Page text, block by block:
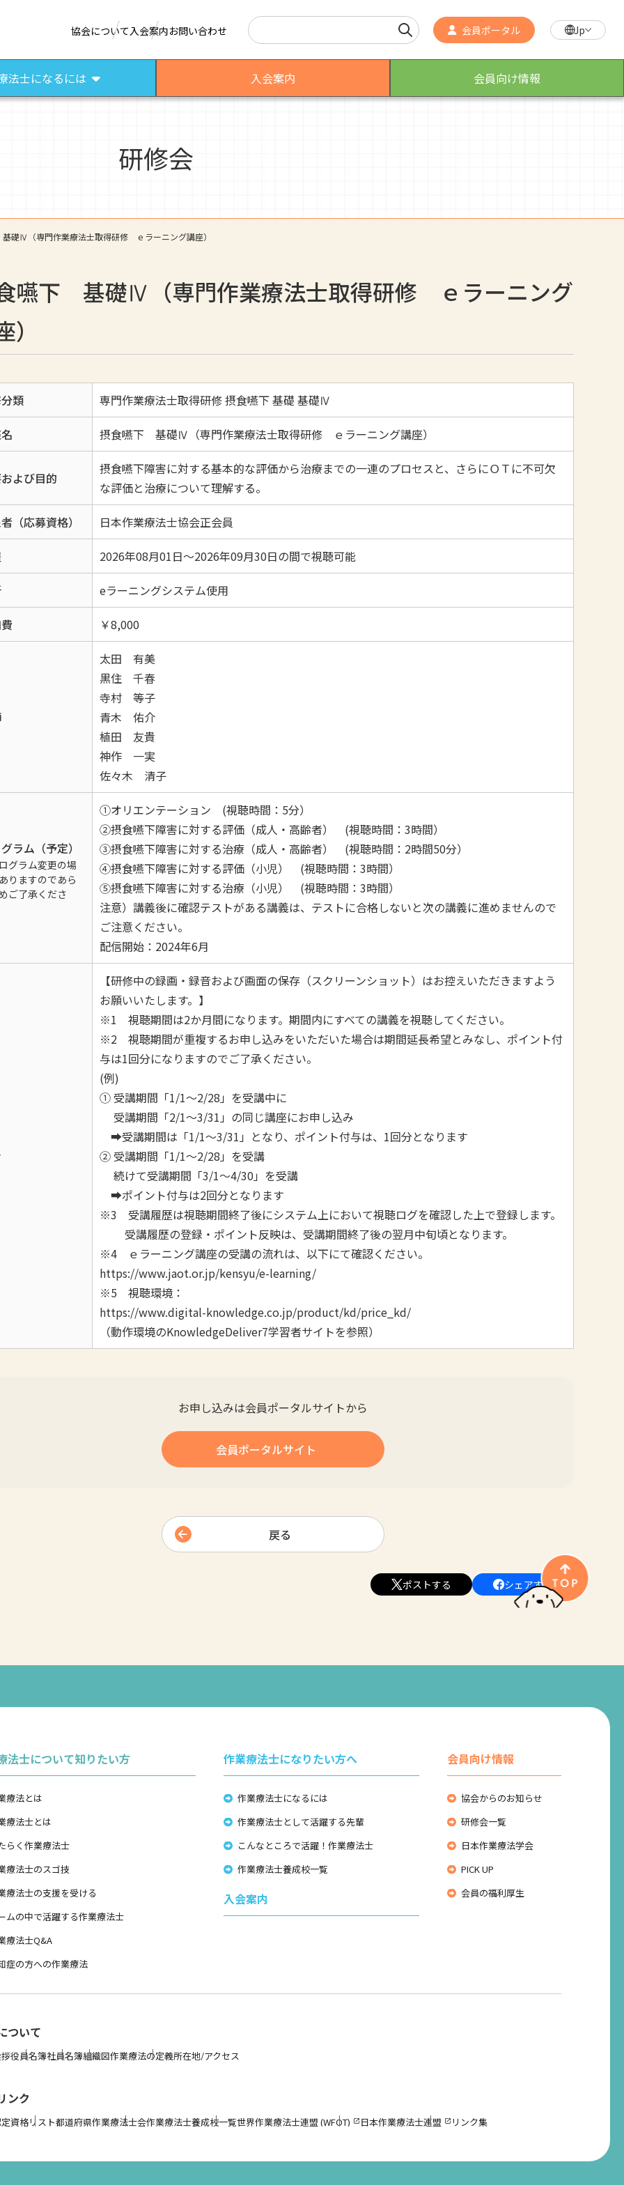
協会について 入会案内お問い合わせ 検索 会員ポータル Jp
さまざまな作業療法場面
法士になるには 入会案内 会員向け情報
研修会
礎Ⅳ（専門作業療法士取得研修 ｅラーニング講座）
嚥下 基礎Ⅳ（専門作業療法士取得研修 ｅラーニング
類 専門作業療法士取得研修 摂食嚥下 基礎 基礎Ⅳ
摂食嚥下 基礎Ⅳ（専門作業療法士取得研修 ｅラーニング講座）
よび目的
摂食嚥下障害に対する基本的な評価から治療までの一連のプロセスと、さらにＯＴに不可欠
な評価と治療について理解する。
（応募資格） 日本作業療法士協会正会員
2026年08月01日～2026年09月30日の間で視聴可能
eラーニングシステム使用
￥8,000
太田 有美
黒住 千春
寺村 等子
青木 佑介
植田 友貴
神作 一実
佐々木 清子
ラム（予定）
グラム変更の場
りますのであら
ご了承くださ
①オリエンテーション (視聴時間：5分）
②摂食嚥下障害に対する評価（成人・高齢者） (視聴時間：3時間）
③摂食嚥下障害に対する治療（成人・高齢者） (視聴時間：2時間50分）
④摂食嚥下障害に対する評価（小児） (視聴時間：3時間）
⑤摂食嚥下障害に対する治療（小児） (視聴時間：3時間）
注意）講義後に確認テストがある講義は、テストに合格しないと次の講義に進めませんので
ご注意ください。
配信開始：2024年6月
【研修中の録画・録音および画面の保存（スクリーンショット）はお控えいただきますよう
お願いいたします。】
※1 視聴期間は2か月間になります。期間内にすべての講義を視聴してください。
※2 視聴期間が重複するお申し込みをいただいた場合は期間延長希望とみなし、ポイント付
与は1回分になりますのでご了承ください。
(例)
① 受講期間「1/1～2/28」を受講中に
受講期間「2/1～3/31」の同じ講座にお申し込み
➡受講期間は「1/1～3/31」となり、ポイント付与は、1回分となります
② 受講期間「1/1～2/28」を受講
続けて受講期間「3/1～4/30」を受講
➡ポイント付与は2回分となります
※3 受講履歴は視聴期間終了後にシステム上において視聴ログを確認した上で登録します。
受講履歴の登録・ポイント反映は、受講期間終了後の翌月中旬頃となります。
※4 ｅラーニング講座の受講の流れは、以下にて確認ください。
https://www.jaot.or.jp/kensyu/e-learning/
※5 視聴環境：
https://www.digital-knowledge.co.jp/product/kd/price_kd/
（動作環境のKnowledgeDeliver7学習者サイトを参照）
お申し込みは会員ポータルサイトから
会員ポータルサイト
戻る
ポストする シェアする
法士について知りたい方
療法とは
療法士とは
らく作業療法士
療法士のスゴ技
療法士の支援を受ける
ムの中で活躍する作業療法士
療法士Q&A
症の方への作業療法
作業療法士になりたい方へ
作業療法士になるには
作業療法士として活躍する先輩
こんなところで活躍！作業療法士
作業療法士養成校一覧
入会案内
会員向け情報
協会からのお知らせ
研修会一覧
日本作業療法学会
PICK UP
会員の福利厚生
ついて
役員名簿社員名簿組織図作業療法の定義所在地/アクセス
ンク
資格リスト都道府県作業療法士会作業療法士養成校一覧世界作業療法士連盟 (WFOT) 日本作業療法士連盟 リンク集